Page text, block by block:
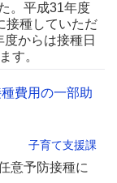
。平成31年度
接種していただ
からは接種日
す。
費用の一部助
子育て支援課
意予防接種に